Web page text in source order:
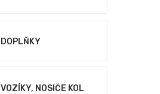
DOPLŇKY
VOZÍKY, NOSIČE KOL